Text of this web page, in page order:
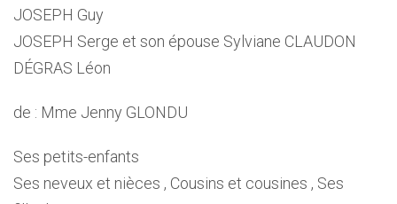
JOSEPH Guy
JOSEPH Serge et son épouse Sylviane CLAUDON
DÉGRAS Léon
de : Mme Jenny GLONDU
Ses petits-enfants
Ses neveux et nièces , Cousins et cousines , Ses